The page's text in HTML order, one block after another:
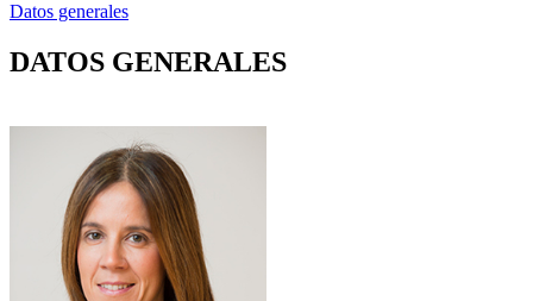
Datos generales
DATOS GENERALES